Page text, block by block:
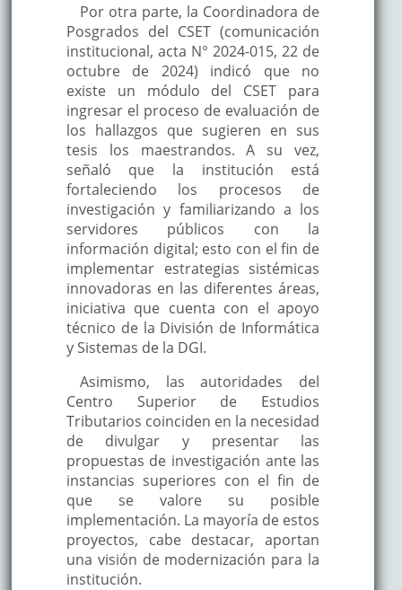
Por otra parte, la Coordinadora de
Posgrados del CSET (comunicación
institucional, acta N° 2024-015, 22 de
octubre de 2024) indicó que no
existe un módulo del CSET para
ingresar el proceso de evaluación de
los hallazgos que sugieren en sus
tesis los maestrandos. A su vez,
señaló que la institución está
fortaleciendo los procesos de
investigación y familiarizando a los
servidores públicos con la
información digital; esto con el fin de
implementar estrategias sistémicas
innovadoras en las diferentes áreas,
iniciativa que cuenta con el apoyo
técnico de la División de Informática
y Sistemas de la DGI.
Asimismo, las autoridades del
Centro Superior de Estudios
Tributarios coinciden en la necesidad
de divulgar y presentar las
propuestas de investigación ante las
instancias superiores con el fin de
que se valore su posible
implementación. La mayoría de estos
proyectos, cabe destacar, aportan
una visión de modernización para la
institución.